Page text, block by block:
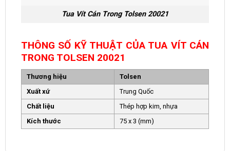
Tua Vít Cán Trong Tolsen 20021
THÔNG SỐ KỸ THUẬT CỦA TUA VÍT CÁN
TRONG TOLSEN 20021
Thương hiệu
Tolsen
Xuất xứ
Trung Quốc
Chất liệu
Thép hợp kim, nhựa
Kích thước
75 x 3 (mm)